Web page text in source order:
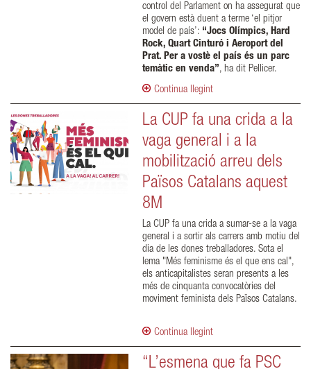
control del Parlament on ha assegurat que
el govern està duent a terme ‘el pitjor
model de país’: “Jocs Olímpics, Hard
Rock, Quart Cinturó i Aeroport del
Prat. Per a vostè el país és un parc
temàtic en venda”, ha dit Pellicer.
Continua llegint
La CUP fa una crida a la
vaga general i a la
mobilització arreu dels
Països Catalans aquest
8M
La CUP fa una crida a sumar-se a la vaga
general i a sortir als carrers amb motiu del
dia de les dones treballadores. Sota el
lema "Més feminisme és el que ens cal",
els anticapitalistes seran presents a les
més de cinquanta convocatòries del
moviment feminista dels Països Catalans.
Continua llegint
“L’esmena que fa PSC